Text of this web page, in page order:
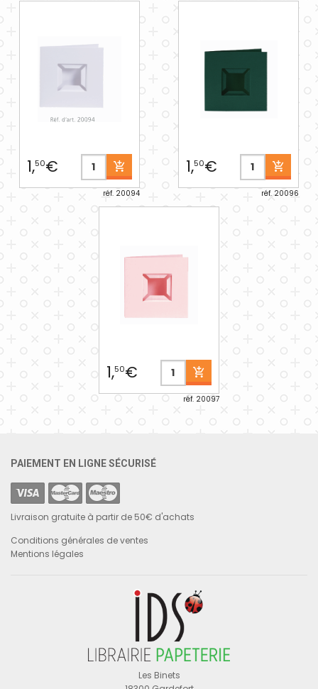
1,50€
réf. 20094
1,50€
réf. 20096
1,50€
réf. 20097
PAIEMENT EN LIGNE SÉCURISÉ
Livraison gratuite à partir de 50€ d'achats
Conditions générales de ventes
Mentions légales
Les Binets